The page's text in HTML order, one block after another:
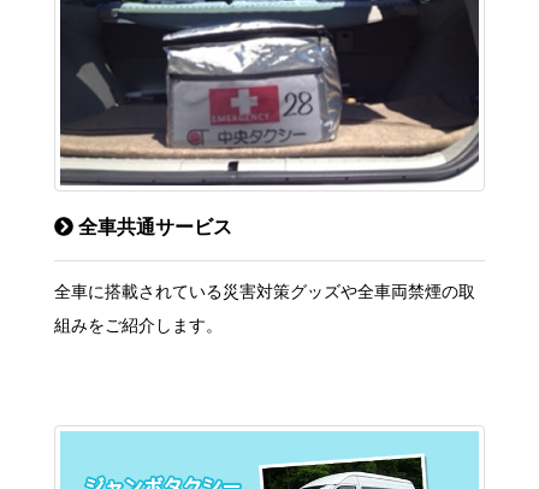
全車共通サービス
全車に搭載されている災害対策グッズや全車両禁煙の取
組みをご紹介します。